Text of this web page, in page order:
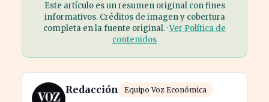
Este artículo es un resumen original con fines
informativos. Créditos de imagen y cobertura
completa en la fuente original. ·Ver Política de
contenidos
Redacción Equipo Voz Económica